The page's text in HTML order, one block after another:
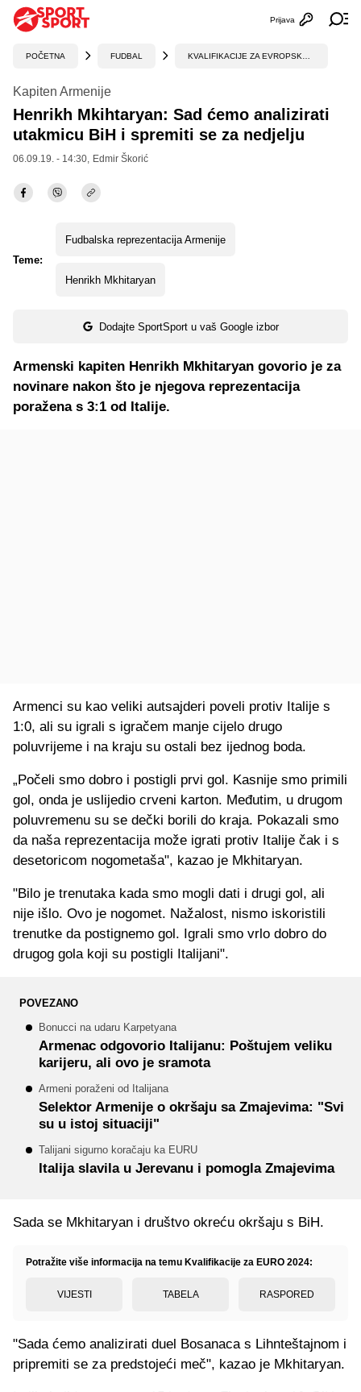
Otvori
Prijava
POČETNA FUDBAL
Kapiten Armenije
Henrikh Mkihtaryan: Sad ćemo analizirati
utakmicu BiH i spremiti se za nedjelju
06.09.19. - 14:30, Edmir Škorić
Teme:
Fudbalska reprezentacija Armenije
Henrikh Mkhitaryan
Dodajte SportSport u vaš Google izbor
Armenski kapiten Henrikh Mkhitaryan govorio je za
novinare nakon što je njegova reprezentacija
poražena s 3:1 od Italije.
Armenci su kao veliki autsajderi poveli protiv Italije s
1:0, ali su igrali s igračem manje cijelo drugo
poluvrijeme i na kraju su ostali bez ijednog boda.
„Počeli smo dobro i postigli prvi gol. Kasnije smo primili
gol, onda je uslijedio crveni karton. Međutim, u drugom
poluvremenu su se dečki borili do kraja. Pokazali smo
da naša reprezentacija može igrati protiv Italije čak i s
desetoricom nogometaša", kazao je Mkhitaryan.
"Bilo je trenutaka kada smo mogli dati i drugi gol, ali
nije išlo. Ovo je nogomet. Nažalost, nismo iskoristili
trenutke da postignemo gol. Igrali smo vrlo dobro do
drugog gola koji su postigli Italijani".
POVEZANO
Bonucci na udaru Karpetyana
Armenac odgovorio Italijanu: Poštujem veliku
karijeru, ali ovo je sramota
Armeni poraženi od Italijana
Selektor Armenije o okršaju sa Zmajevima: "Svi
su u istoj situaciji"
Talijani sigurno koračaju ka EURU
Italija slavila u Jerevanu i pomogla Zmajevima
Sada se Mkhitaryan i društvo okreću okršaju s BiH.
Potražite više informacija na temu Kvalifikacije za EURO 2024:
VIJESTI TABELA RASPORED
"Sada ćemo analizirati duel Bosanaca s Lihnteštajnom i
pripremiti se za predstojeći meč", kazao je Mkhitaryan.